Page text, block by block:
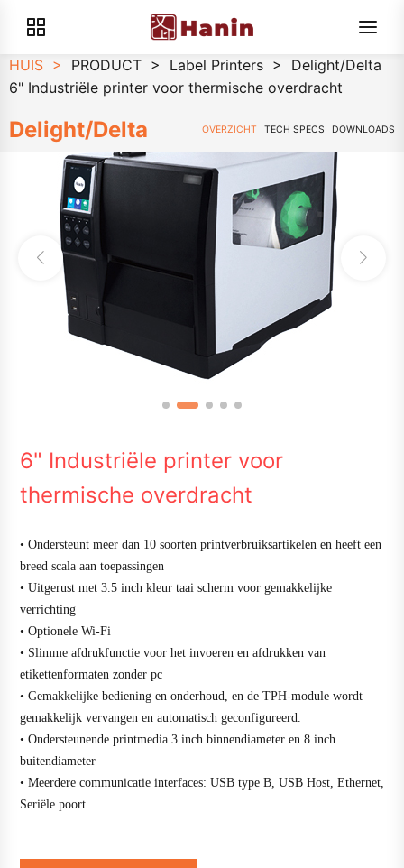
HUIS > PRODUCT > Label Printers >
Delight/Delta
6" Industriële printer voor thermische overdracht
Delight/Delta OVERZICHT TECH SPECS DOWNLOADS
6" Industriële printer voor
thermische overdracht
• Ondersteunt meer dan 10 soorten printverbruiksartikelen en heeft een
breed scala aan toepassingen
• Uitgerust met 3.5 inch kleur taai scherm voor gemakkelijke
verrichting
• Optionele Wi-Fi
• Slimme afdrukfunctie voor het invoeren en afdrukken van
etikettenformaten zonder pc
• Gemakkelijke bediening en onderhoud, en de TPH-module wordt
gemakkelijk vervangen en automatisch geconfigureerd.
• Ondersteunende printmedia 3 inch binnendiameter en 8 inch
buitendiameter
• Meerdere communicatie interfaces: USB type B, USB Host, Ethernet,
Seriële poort